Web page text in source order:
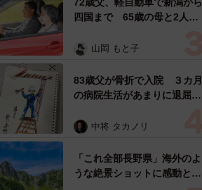
72歳父、軽自動車で新潟から
四国まで 65歳の母と2人で
憩まで分刻み… 「大学生で
山岡 もと子
83歳父が骨折で入院 ３カ月
の病院生活があまりに退屈で
い！」→スケッチブックを見
すよ…」
中将 タカノリ
「これ全部長野県」海外のよ
うな絶景ショットに感動と反